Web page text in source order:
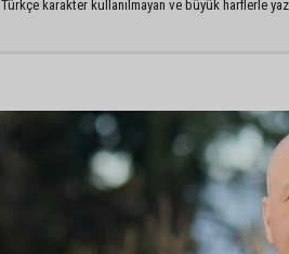
Türkçe karakter kullanılmayan ve büyük harflerle